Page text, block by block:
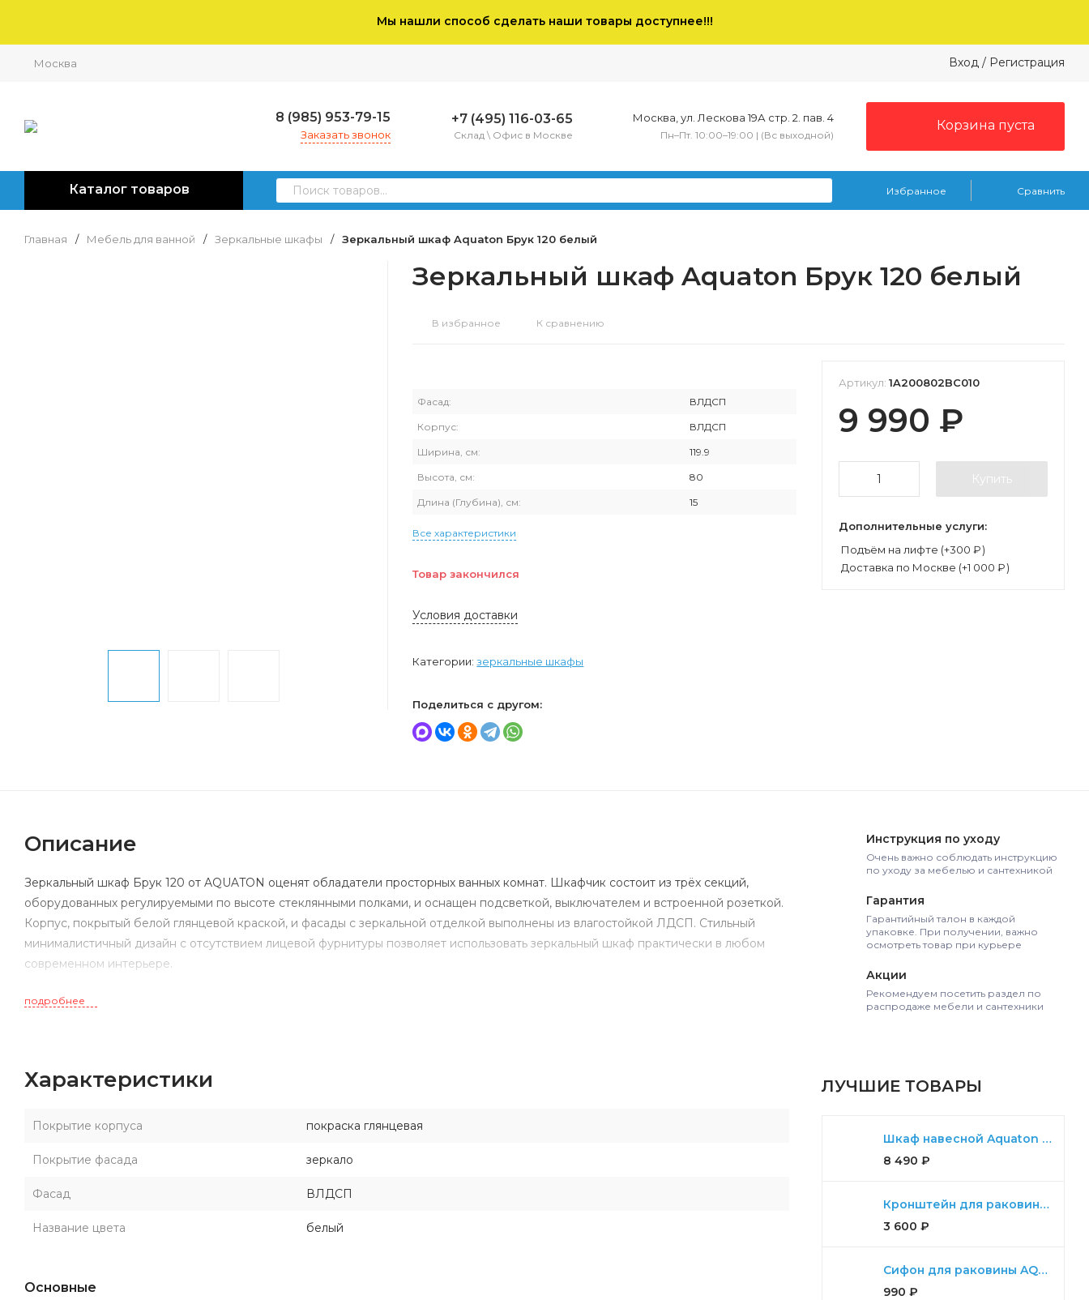
Мы нашли способ сделать наши товары доступнее!!!
Москва Вход / Регистрация
8 (985) 953-79-15
Заказать звонок
+7 (495) 116-03-65
Склад \ Офис в Москве
Москва, ул. Лескова 19А стр. 2. пав. 4
Пн–Пт. 10:00–19:00 | (Вс выходной)
Корзина пуста
Каталог товаров Избранное Сравнить
Главная / Мебель для ванной / Зеркальные шкафы / Зеркальный шкаф Aquaton Брук 120 белый
Зеркальный шкаф Aquaton Брук 120 белый
В избранное К сравнению
Фасад: ВЛДСП
Корпус: ВЛДСП
Ширина, см: 119.9
Высота, см: 80
Длина (Глубина), см: 15
Все характеристики
Товар закончился
Условия доставки
Категории:зеркальные шкафы
Поделиться с другом:
Артикул: 1A200802BC010
9 990 ₽
Купить
Дополнительные услуги:
Подъём на лифте (+300 ₽)
Доставка по Москве (+1 000 ₽)
Инструкция по уходу
Очень важно соблюдать инструкцию
по уходу за мебелью и сантехникой
Гарантия
Гарантийный талон в каждой
упаковке. При получении, важно
осмотреть товар при курьере
Акции
Рекомендуем посетить раздел по
распродаже мебели и сантехники
ЛУЧШИЕ ТОВАРЫ
Шкаф навесной Aquaton Либерти дуб эльвезия
8 490 ₽
Кронштейн для раковины Aquaton Ричмонд комплект для 80,100,120
3 600 ₽
Сифон для раковины AQUATON универсальный
990 ₽
Описание
Зеркальный шкаф Брук 120 от AQUATON оценят обладатели просторных ванных комнат. Шкафчик состоит из трёх секций,
оборудованных регулируемыми по высоте стеклянными полками, и оснащен подсветкой, выключателем и встроенной розеткой.
Корпус, покрытый белой глянцевой краской, и фасады с зеркальной отделкой выполнены из влагостойкой ЛДСП. Стильный
минималистичный дизайн с отсутствием лицевой фурнитуры позволяет использовать зеркальный шкаф практически в любом
современном интерьере.
подробнее
Характеристики
Покрытие корпуса покраска глянцевая
Покрытие фасада зеркало
Фасад ВЛДСП
Название цвета белый
Основные